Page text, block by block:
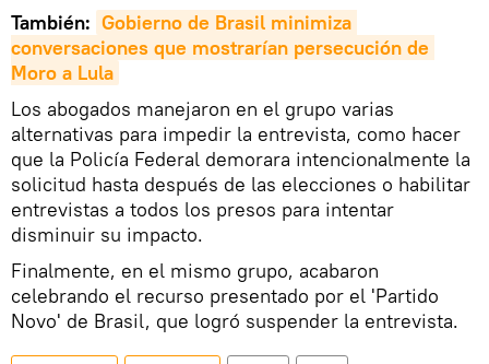
También: Gobierno de Brasil minimiza
conversaciones que mostrarían persecución de
Moro a Lula
Los abogados manejaron en el grupo varias
alternativas para impedir la entrevista, como hacer
que la Policía Federal demorara intencionalmente la
solicitud hasta después de las elecciones o habilitar
entrevistas a todos los presos para intentar
disminuir su impacto.
Finalmente, en el mismo grupo, acabaron
celebrando el recurso presentado por el 'Partido
Novo' de Brasil, que logró suspender la entrevista.